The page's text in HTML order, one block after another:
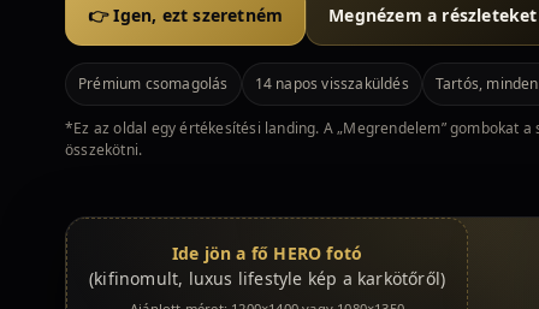
👉 Igen, ezt szeretném Megnézem a részleteket
Prémium csomagolás 14 napos visszaküldés Tartós,
*Ez az oldal egy értékesítési landing. A „Megrendelem” gombokat
összekötni.
Ide jön a fő HERO fotó
(kifinomult, luxus lifestyle kép a karkötőről)